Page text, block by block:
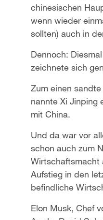
chinesischen
wenn wieder
sollten) auch in
Dennoch:
zeichnete sich
Zum einen
nannte Xi Jinping
mit China.
Und da war vor
schon auch zum
Wirtschaftsmacht
Aufstieg in den
befindliche
Elon Musk, Chef